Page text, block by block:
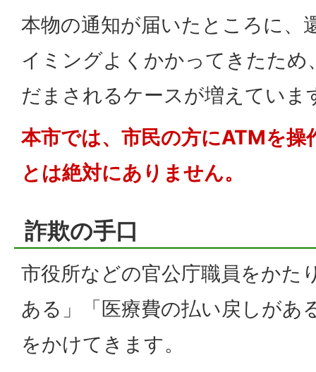
本物の通知が届いたところに、
イミングよくかかってきたため
だまされるケースが増えていま
本市では、市民の方にATMを操
とは絶対にありません。
詐欺の手口
市役所などの官公庁職員をかた
ある」「医療費の払い戻しがあ
をかけてきます。